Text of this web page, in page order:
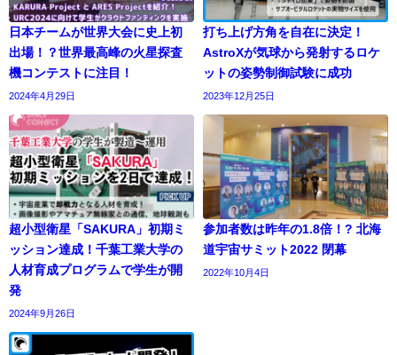
日本チームが世界大会に史上初
出場！？世界最高峰の火星探査
機コンテストに注目！
2024年4月29日
打ち上げ方角を自在に決定！
AstroXが気球から発射するロケ
ットの姿勢制御試験に成功
2023年12月25日
超小型衛星「SAKURA」初期ミ
ッション達成！千葉工業大学の
人材育成プログラムで学生が開
発
2024年9月26日
参加者数は昨年の1.8倍！? 北海
道宇宙サミット2022 閉幕
2022年10月4日